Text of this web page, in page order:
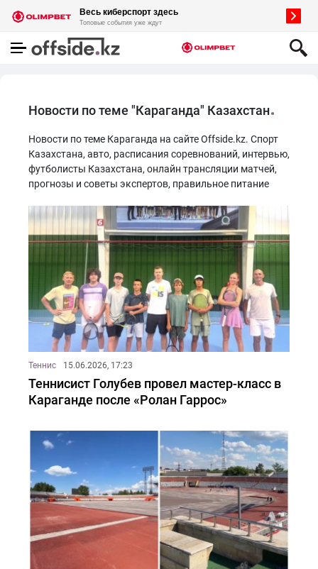
Новости по теме "Караганда" Казахстан
Новости по теме Караганда на сайте Offside.kz. Спорт
Казахстана, авто, расписания соревнований, интервью,
футболисты Казахстана, онлайн трансляции матчей,
прогнозы и советы экспертов, правильное питание
Теннис 15.06.2026, 17:23
Теннисист Голубев провел мастер-класс в
Караганде после «Ролан Гаррос»